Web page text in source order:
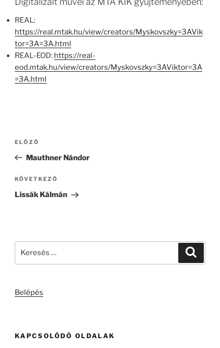
REAL:
https://real.mtak.hu/view/creators/Myskovszky=3AVik
tor=3A=3A.html
REAL-EOD: https://real-
eod.mtak.hu/view/creators/Myskovszky=3AViktor=3A
=3A.html
Bejegyzés
Korábbi
bejegyzés
ELŐZŐ
Mauthner Nándor
Következő
bejegyzés
KÖVETKEZŐ
Lissák Kálmán
Belépés
KAPCSOLÓDÓ OLDALAK